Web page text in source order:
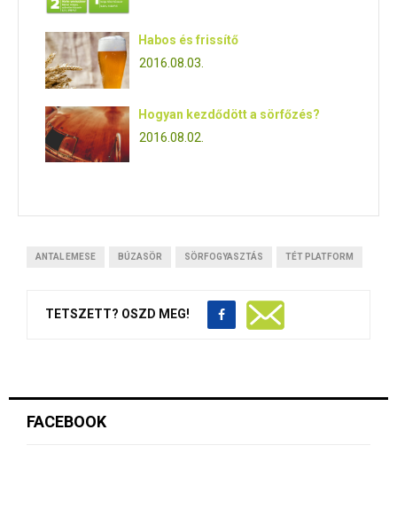
Habos és frissítő
2016.08.03.
Hogyan kezdődött a sörfőzés?
2016.08.02.
ANTAL EMESE BÚZASÖR SÖRFOGYASZTÁS TÉT PLATFORM
TETSZETT? OSZD MEG!
FACEBOOK